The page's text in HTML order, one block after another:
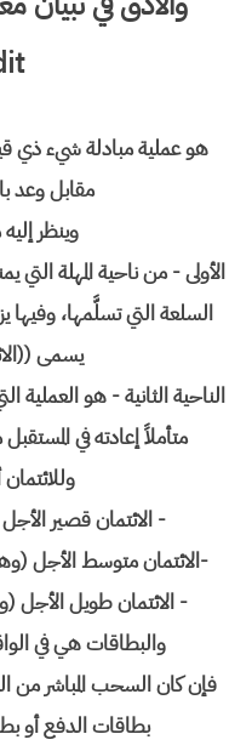
هو عملية مبادلة شيء ذي
مقابل وعد
وينظر
الأولى - من ناحية المهلة
السلعة التي تسلَّمها،
يسمى
الناحية الثانية - هو
متأملاً إعادته في المستقبل
- الائتمان قصير
-الائتمان متوسط الأجل
- الائتمان طويل
والبطاقات هي في
فإن كان السحب المباشر من
بطاقات الدفع أو